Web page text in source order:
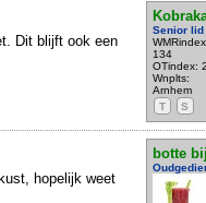
Senior lid
134
OTindex:
Wnplts:
Arnhem
T
S
Dit blijft ook een
botte
hopelijk weet